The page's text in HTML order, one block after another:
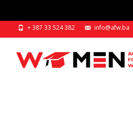
+ 387 33 524 382 info@afw.ba